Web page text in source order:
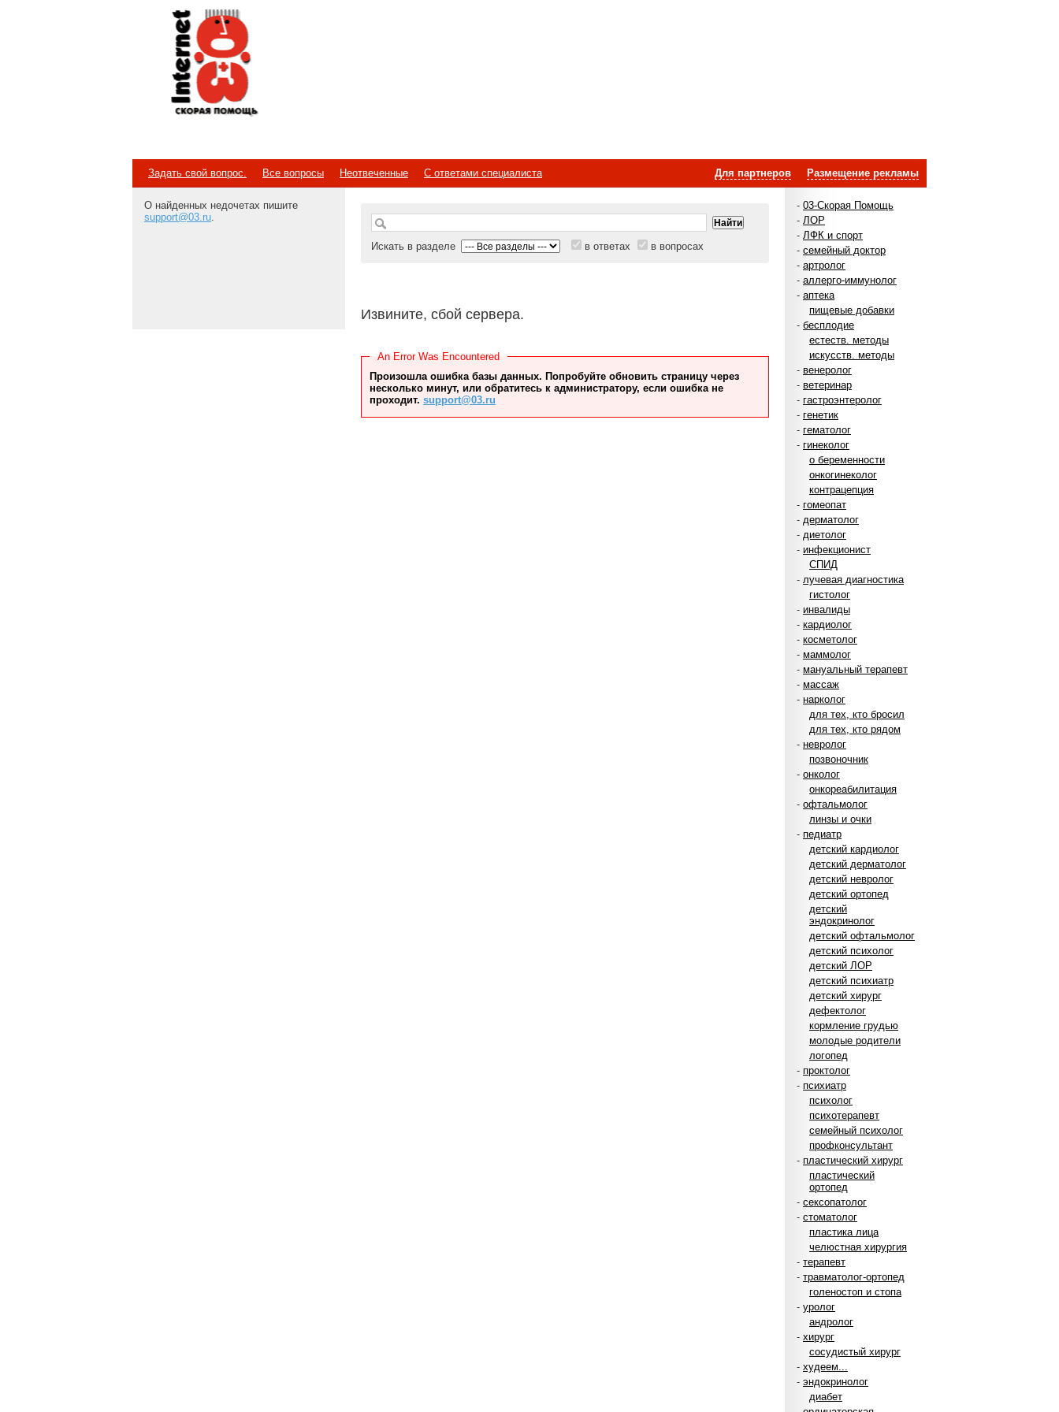
Internet
Скорая помощь
Размещение рекламы
Для партнеров
Задать свой вопрос. Все вопросы Неотвеченные С ответами специалиста
- 03-Скорая Помощь
- ЛОР
- ЛФК и спорт
- семейный доктор
- артролог
- аллерго-иммунолог
- аптека
пищевые добавки
- бесплодие
естеств. методы
искусств. методы
- венеролог
- ветеринар
- гастроэнтеролог
- генетик
- гематолог
- гинеколог
о беременности
онкогинеколог
контрацепция
- гомеопат
- дерматолог
- диетолог
- инфекционист
СПИД
- лучевая диагностика
гистолог
- инвалиды
- кардиолог
- косметолог
- маммолог
- мануальный терапевт
- массаж
- нарколог
для тех, кто бросил
для тех, кто рядом
- невролог
позвоночник
- онколог
онкореабилитация
- офтальмолог
линзы и очки
- педиатр
детский кардиолог
детский дерматолог
детский невролог
детский ортопед
детский
эндокринолог
детский офтальмолог
детский психолог
детский ЛОР
детский психиатр
детский хирург
дефектолог
кормление грудью
молодые родители
логопед
- проктолог
- психиатр
психолог
психотерапевт
семейный психолог
профконсультант
- пластический хирург
пластический
ортопед
- сексопатолог
- стоматолог
пластика лица
челюстная хирургия
- терапевт
- травматолог-ортопед
голеностоп и стопа
- уролог
андролог
- хирург
сосудистый хирург
- худеем...
- эндокринолог
диабет
О найденных недочетах пишите
support@03.ru.
Искать в разделе в ответах в вопросах
Извините, сбой сервера.
An Error Was Encountered
Произошла ошибка базы данных. Попробуйте обновить страницу через
несколько минут, или обратитесь к администратору, если ошибка не
проходит. support@03.ru